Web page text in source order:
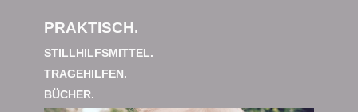
PRAKTISCH.
STILLHILFSMITTEL.
TRAGEHILFEN.
BÜCHER.